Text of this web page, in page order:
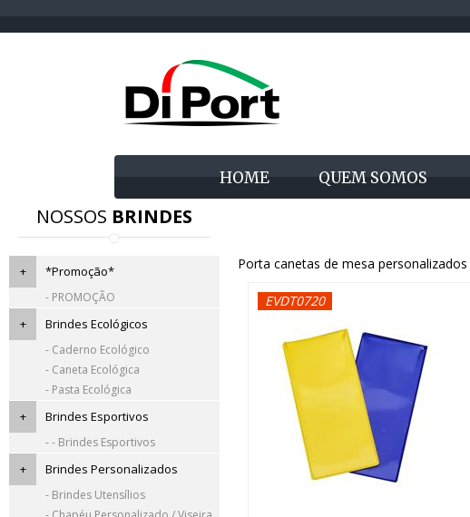
HOME QUEM SOMOS
NOSSOS BRINDES
+ *Promoção*
- PROMOÇÃO
+ Brindes Ecológicos
- Caderno Ecológico
- Caneta Ecológica
- Pasta Ecológica
+ Brindes Esportivos
- - Brindes Esportivos
+ Brindes Personalizados
- Brindes Utensílios
Porta canetas de mesa personalizados
EVDT0720